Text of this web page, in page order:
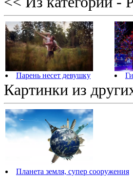
Парень несет девушку
Картинки из
Планета земля, супер сооружения